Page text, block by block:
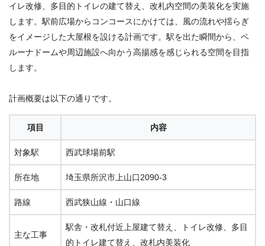
イレ改修、多目的トイレの建て替え、改札内空間の美装化を実施
します。駅前広場からコンコースにかけては、風の流れや揺らぎ
をイメージした大屋根を設ける計画です。駅を出た瞬間から、ベ
ルーナドームや周辺施設へ向かう高揚感を感じられる空間を目指
します。
計画概要は以下の通りです。
項目 内容
対象駅 西武球場前駅
所在地 埼玉県所沢市上山口2090-3
路線 西武狭山線・山口線
主な工事
駅舎・改札付近上屋建て替え、トイレ改修、多目
的トイレ建て替え、改札内美装化